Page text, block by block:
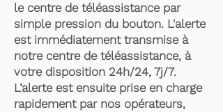
le centre de téléassistance par
simple pression du bouton. L'alerte
est immédiatement transmise à
notre centre de téléassistance, à
votre disposition 24h/24, 7j/7.
L’alerte est ensuite prise en charge
rapidement par nos opérateurs,